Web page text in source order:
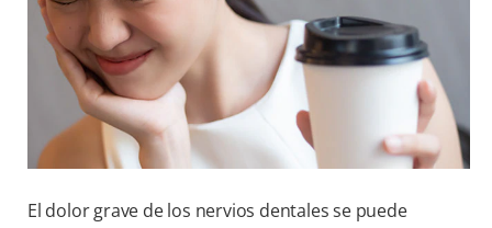
NI (ES)
SUSCRÍBASE
El dolor grave de los nervios dentales se puede